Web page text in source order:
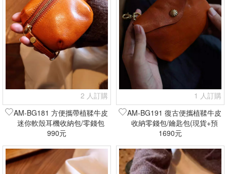
2 人訂購
AM-BG181 方便攜帶植鞣牛皮
迷你軟殼耳機收納包/零錢包
(現貨+預購)
990元
1 人訂購
AM-BG191 復古便攜植鞣牛皮
收納零錢包/鑰匙包(現貨+預
購)
1690元